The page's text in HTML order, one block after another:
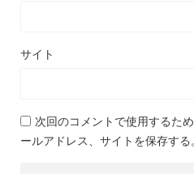
サイト
次回のコメントで使用するた
ールアドレス、サイトを保存する